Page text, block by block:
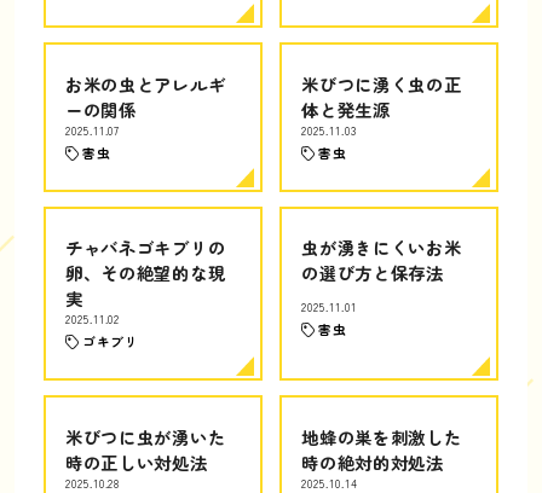
お米の虫とアレルギ
ーの関係
2025.11.07
害虫
米びつに湧く虫の正
体と発生源
2025.11.03
害虫
チャバネゴキブリの
卵、その絶望的な現
実
2025.11.02
ゴキブリ
虫が湧きにくいお米
の選び方と保存法
2025.11.01
害虫
米びつに虫が湧いた
時の正しい対処法
2025.10.28
地蜂の巣を刺激した
時の絶対的対処法
2025.10.14